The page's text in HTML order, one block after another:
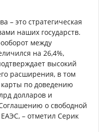
– это стратегическая
наших государств.
между
на 26,4%,
высокий
расширения, в том
по доведению
долларов и
о свободной
– отметил Серик